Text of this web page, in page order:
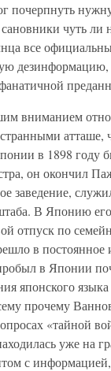
почерпнуть
чуть ли
все
вниманием
в 1898 году
он окончил
заведение,
В Японию
отпуск по
в
в Японии
японского
прочему
«тайной
уже на
с